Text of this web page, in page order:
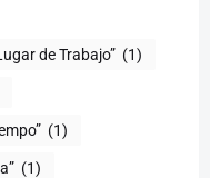
de Trabajo” (1)
(1)
(1)